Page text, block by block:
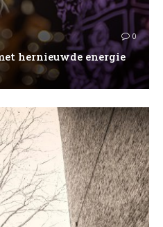
0
hernieuwde energie